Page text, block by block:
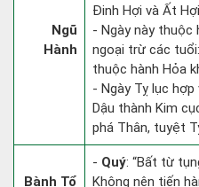
Ngũ
Hành
Đinh Hợi và Ất
- Ngày này thuộc
ngoại trừ các
thuộc hành Hỏa
- Ngày Tỵ lục
Dậu thành Kim
phá Thân, tuyệt
Bành Tổ
- Quý: “Bất từ
Không nên tiến